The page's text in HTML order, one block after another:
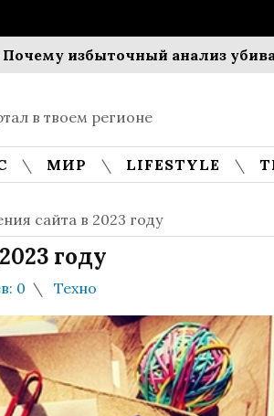
анализ убивает
в твоем регионе
МИР LIFESTYLE
сайта в 2023 году
году
0 Техно